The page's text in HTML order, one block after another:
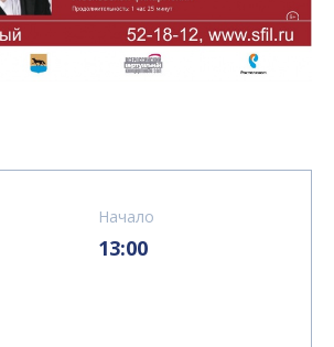
Начало
13:00